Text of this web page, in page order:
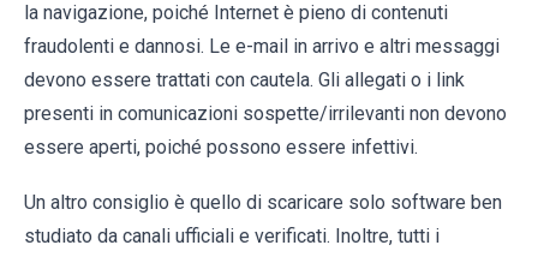
la navigazione, poiché Internet è pieno di contenuti
fraudolenti e dannosi. Le e-mail in arrivo e altri messaggi
devono essere trattati con cautela. Gli allegati o i link
presenti in comunicazioni sospette/irrilevanti non devono
essere aperti, poiché possono essere infettivi.
Un altro consiglio è quello di scaricare solo software ben
studiato da canali ufficiali e verificati. Inoltre, tutti i